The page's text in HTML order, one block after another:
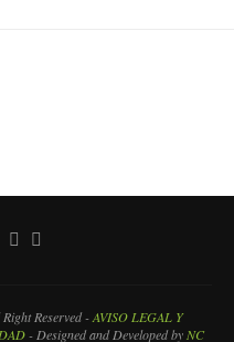
Reserved -AVISO LEGAL Y
- Designed and Developed byNC